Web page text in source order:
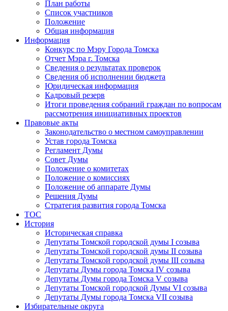
План работы
Список участников
Положение
Общая информация
Информация
Конкурс по Мэру Города Томска
Отчет Мэра г. Томска
Сведения о результатах проверок
Сведения об исполнении бюджета
Юридическая информация
Кадровый резерв
Итоги проведения собраний граждан по вопросам
рассмотрения инициативных проектов
Правовые акты
Законодательство о местном самоуправлении
Устав города Томска
Регламент Думы
Совет Думы
Положение о комитетах
Положение о комиссиях
Положение об аппарате Думы
Решения Думы
Стратегия развития города Томска
ТОС
История
Историческая справка
Депутаты Томской городской думы I созыва
Депутаты Томской городской думы II созыва
Депутаты Томской городской думы III созыва
Депутаты Думы города Томска IV созыва
Депутаты Думы города Томска V созыва
Депутаты Томской городской Думы VI созыва
Депутаты Думы города Томска VII созыва
Избирательные округа